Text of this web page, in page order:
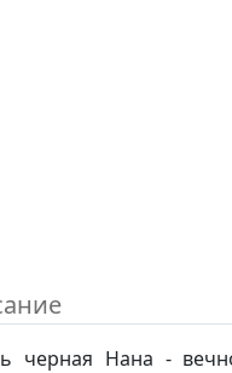
черная Нана -